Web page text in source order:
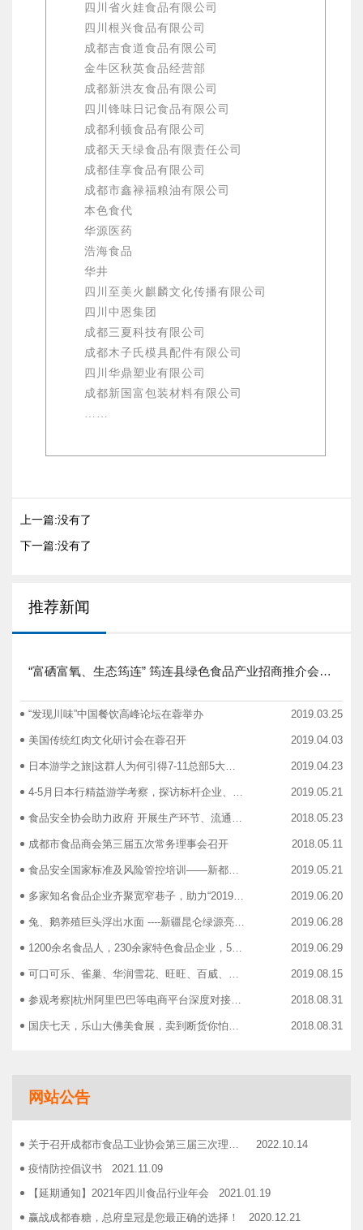
四川省火娃食品有限公司
四川根兴食品有限公司
成都吉食道食品有限公司
金牛区秋英食品经营部
成都新洪友食品有限公司
四川锋味日记食品有限公司
成都利顿食品有限公司
成都天天绿食品有限责任公司
成都佳享食品有限公司
成都市鑫禄福粮油有限公司
本色食代
华源医药
浩海食品
华井
四川至美火麒麟文化传播有限公司
四川中恩集团
成都三夏科技有限公司
成都木子氏模具配件有限公司
四川华鼎塑业有限公司
成都新国富包装材料有限公司
上一篇:没有了
下一篇:没有了
推荐新闻
“富硒富氧、生态筠连” 筠连县绿色食品产业招商推介会圆满举行
“发现川味”中国餐饮高峰论坛在蓉举办 2019.03.25
美国传统红肉文化研讨会在蓉召开 2019.04.03
日本游学之旅|这群人为何引得7-11总部5大高管集团出动 2019.04.23
4-5月日本行精益游学考察，探访标杆企业、解析成功密码 2019.05.21
食品安全协会助力政府 开展生产环节、流通环节、餐饮环节培训会 2018.05.23
成都市食品商会第三届五次常务理事会召开 2018.05.11
食品安全国家标准及风险管控培训——新都站、广汉站、简阳站 2019.05.21
多家知名食品企业齐聚宽窄巷子，助力“2019食品安全宣传周” 2019.06.20
兔、鹅养殖巨头浮出水面 ----新疆昆仑绿源亮相成都餐饮供应链展 引领绿色食材新高度 2019.06.28
1200余名食品人，230余家特色食品企业，50余家新零售平台齐聚成都“搞事情”！ 2019.06.29
可口可乐、雀巢、华润雪花、旺旺、百威、青岛啤酒，销售过亿的经销商等齐聚上海，只为2019中国快消品大会！ 2019.08.15
参观考察|杭州阿里巴巴等电商平台深度对接，仅剩3个名额！ 2018.08.31
国庆七天，乐山大佛美食展，卖到断货你怕了吗？ 2018.08.31
志宏印务灾后复产暨十五周年感恩答谢会
网站公告
关于召开成都市食品工业协会第三届三次理事会的通知
2022.10.14
疫情防控倡议书
2021.11.09
【延期通知】2021年四川食品行业年会
2021.01.19
赢战成都春糖，总府皇冠是您最正确的选择！
2020.12.21